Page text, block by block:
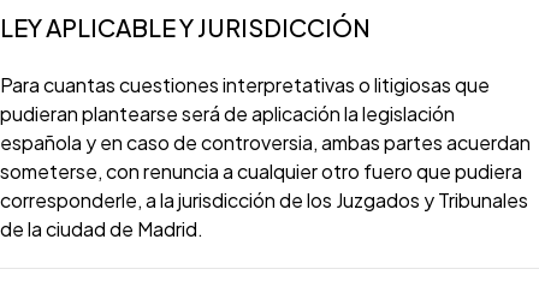
LEY APLICABLE Y JURISDICCIÓN
Para cuantas cuestiones interpretativas o litigiosas que
pudieran plantearse será de aplicación la legislación
española y en caso de controversia, ambas partes acuerdan
someterse, con renuncia a cualquier otro fuero que pudiera
corresponderle, a la jurisdicción de los Juzgados y Tribunales
de la ciudad de Madrid.